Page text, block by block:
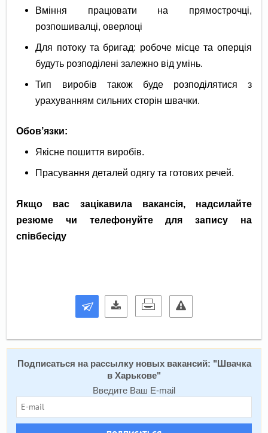
Вміння працювати на прямострочці,
розпошивалці, оверлоці
Для потоку та бригад: робоче місце та оперція
будуть розподілені залежно від умінь.
Тип виробів також буде розподілятися з
урахуванням сильних сторін швачки.
Обов’язки:
Якісне пошиття виробів.
Прасування деталей одягу та готових речей.
Якщо вас зацікавила вакансія, надсилайте
резюме чи телефонуйте для запису на
співбесіду
Подписаться на расcылку новых вакансий: " Швачка
в Харькове"
Введите Ваш E-mail